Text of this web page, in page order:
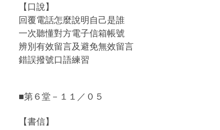
【口說】
回覆電話怎麼說明自己是誰
一次聽懂對方電子信箱帳號
辨別有效留言及避免無效留言
錯誤撥號口語練習
■第６堂－１１／０５
【書信】